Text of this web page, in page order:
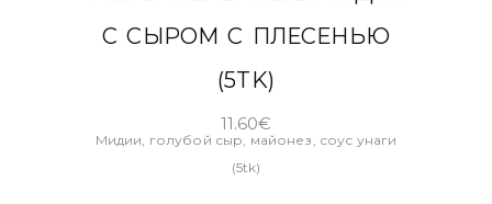
С СЫРОМ С ПЛЕСЕНЬЮ
(5TK)
11.60€
Мидии, голубой сыр, майонез, соус унаги
(5tk)